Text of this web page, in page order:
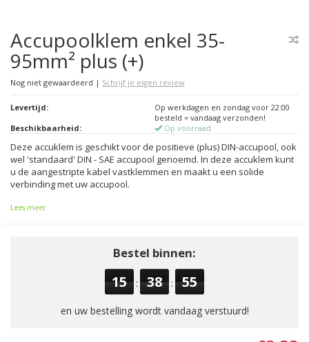
Accupoolklem enkel 35-
95mm² plus (+)
Nog niet gewaardeerd | Schrijf je eigen review
Levertijd:
Op werkdagen en zondag voor 22:00
besteld = vandaag verzonden!
Beschikbaarheid:
Op voorraad
Deze accuklem is geschikt voor de positieve (plus) DIN-accupool, ook
wel 'standaard' DIN - SAE accupool genoemd. In deze accuklem kunt
u de aangestripte kabel vastklemmen en maakt u een solide
verbinding met uw accupool.
Lees meer
Bestel binnen:
15 : 38 : 55
en uw bestelling wordt vandaag verstuurd!